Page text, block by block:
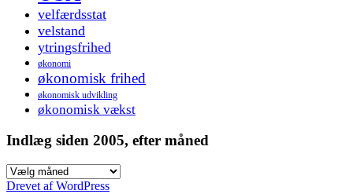
velfærdsstat
velstand
ytringsfrihed
økonomi
økonomisk frihed
økonomisk udvikling
økonomisk vækst
Indlæg siden 2005, efter måned
Indlæg
siden
Drevet af WordPress